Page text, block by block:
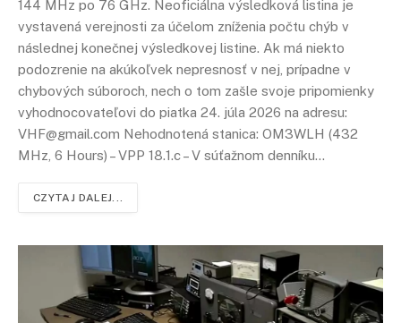
144 MHz po 76 GHz. Neoficiálna výsledková listina je
vystavená verejnosti za účelom zníženia počtu chýb v
následnej konečnej výsledkovej listine. Ak má niekto
podozrenie na akúkoľvek nepresnosť v nej, prípadne v
chybových súboroch, nech o tom zašle svoje pripomienky
vyhodnocovateľovi do piatka 24. júla 2026 na adresu:
VHF@gmail.com Nehodnotená stanica: OM3WLH (432
MHz, 6 Hours) – VPP 18.1.c – V súťažnom denníku…
CZYTAJ DALEJ...